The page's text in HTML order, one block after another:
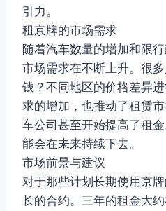
引力。
租京牌的市场需求
随着汽车数量的增加和限
市场需求在不断上升。很
钱？不同地区的价格差异
求的增加，也推动了租赁
车公司甚至开始提高了租
能会在未来持续下去。
市场前景与建议
对于那些计划长期使用京
长的合约。三年的租金大